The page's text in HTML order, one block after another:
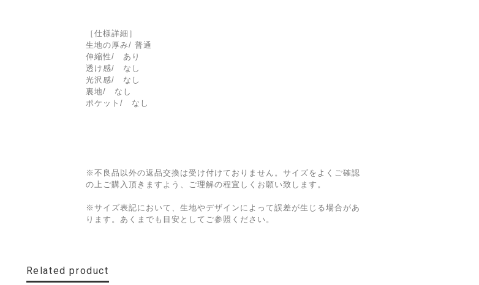
［仕様詳細］
生地の厚み/ 普通
伸縮性/ あり
透け感/ なし
光沢感/ なし
裏地/ なし
ポケット/ なし
※不良品以外の返品交換は受け付けておりません。サイズをよくご確認
の上ご購入頂きますよう、ご理解の程宜しくお願い致します。
※サイズ表記において、生地やデザインによって誤差が生じる場合があ
ります。あくまでも目安としてご参照ください。
Related product